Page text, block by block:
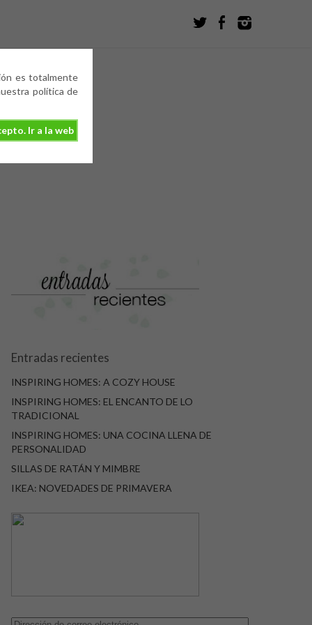
es totalmente
política de
Ir a la web
Entradas recientes
INSPIRING HOMES: A COZY HOUSE
INSPIRING HOMES: EL ENCANTO DE LO
TRADICIONAL
INSPIRING HOMES: UNA COCINA LLENA DE
PERSONALIDAD
SILLAS DE RATÁN Y MIMBRE
IKEA: NOVEDADES DE PRIMAVERA